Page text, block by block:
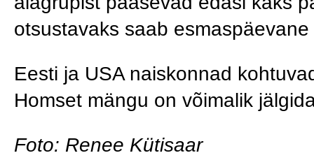
otsustavaks saab
Eesti ja USA naiskonnad
Homset mängu on võimalik
Foto: Renee Kütisaar